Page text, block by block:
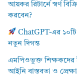
আয়কর রিটার্নে স্বর্ণ
করবেন?
ChatGPT-এর ১০টি
নতুন দিগন্ত
এমপিওভুক্ত শিক্ষকদের
আইনি বাস্তবতা ও